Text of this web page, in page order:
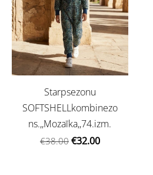
Starpsezonu
SOFTSHELLkombinezo
ns.,,Mozaīka,,74.izm.
€38.00 €32.00